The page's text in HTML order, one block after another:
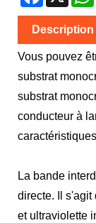
Vous pouvez
substrat
substrat
conducteur à
La bande
directe. Il s'agit
et ultraviolette